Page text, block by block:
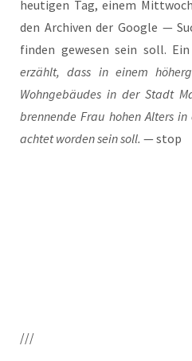
heu­ti­gen Tag, einem
den Archi­ven der Goog­le —
fin­den gewe­sen sein soll.
erzählt, dass in einem
Wohn­ge­bäu­des in der Stadt
bren­nen­de Frau hohen Alters
ach­tet wor­den sein soll. — stop
///